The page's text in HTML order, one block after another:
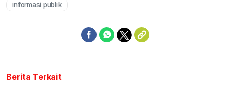
informasi publik
Berita Terkait